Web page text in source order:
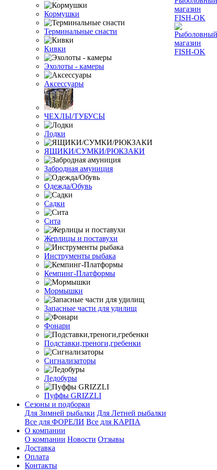
Кормушки
Терминальные снасти
Кивки
Эхолоты - камеры
Аксессуары
ЧЕХЛЫ/ТУБУСЫ
Лодки
ЯЩИКИ/СУМКИ/РЮКЗАКИ
Забродная амуниция
Одежда/Обувь
Садки
Сита
Жерлицы и поставухи
Инструменты рыбака
Кемпинг-Платформы
Мормышки
Запасные части для удилищ
Фонари
Подставки,треноги,гребенки
Сигнализаторы
Ледобуры
Пуффы GRIZZLI
Сезоны и подборки
Для Зимней рыбалки Для Летней рыбалки
Все для ФОРЕЛИ Все для КАРПА
О компании
О компании Новости Отзывы
Доставка
Оплата
Контакты